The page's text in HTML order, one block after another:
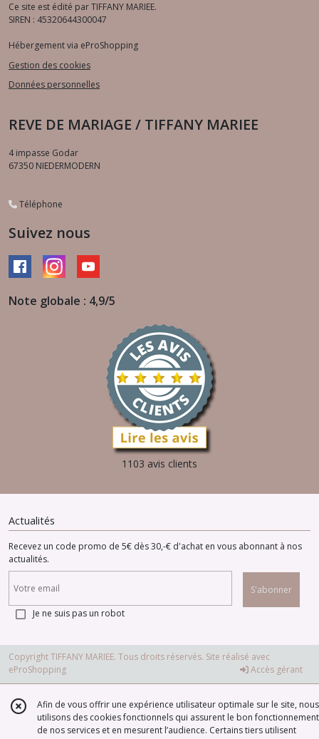
Ce site est édité par TIFFANY MARIEE.
SIREN : 45320644300047
Hébergement via eProShopping
Gestion des cookies
Données personnelles
REVE DE MARIAGE / TIFFANY MARIEE
4 impasse Godar
67350 NIEDERMODERN
Téléphone
Suivez nous
Note globale : 4,9/5
1103 avis clients
Actualités
Recevez un code promo de 5€ dès 30,-€ d'achat en vous abonnant à nos
actualités.
S'abonner
Je ne suis pas un robot
Copyright TIFFANY MARIEE. Tous droits réservés. Site réalisé avec
eProShopping
Accès gérant
Afin de vous offrir une expérience utilisateur optimale sur le site, nous
utilisons des cookies fonctionnels qui assurent le bon fonctionnement
de nos services et en mesurent l’audience. Certains tiers utilisent